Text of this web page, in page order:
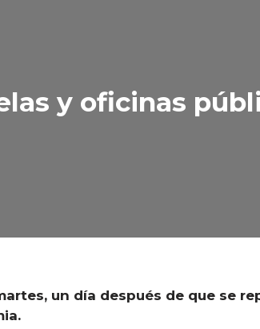
y oficinas
un día después de que se